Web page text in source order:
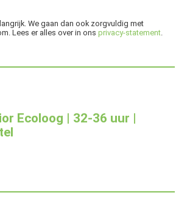
We gaan dan ook zorgvuldig met
Lees er alles over in ons privacy-statement.
Ecoloog | 32-36 uur |